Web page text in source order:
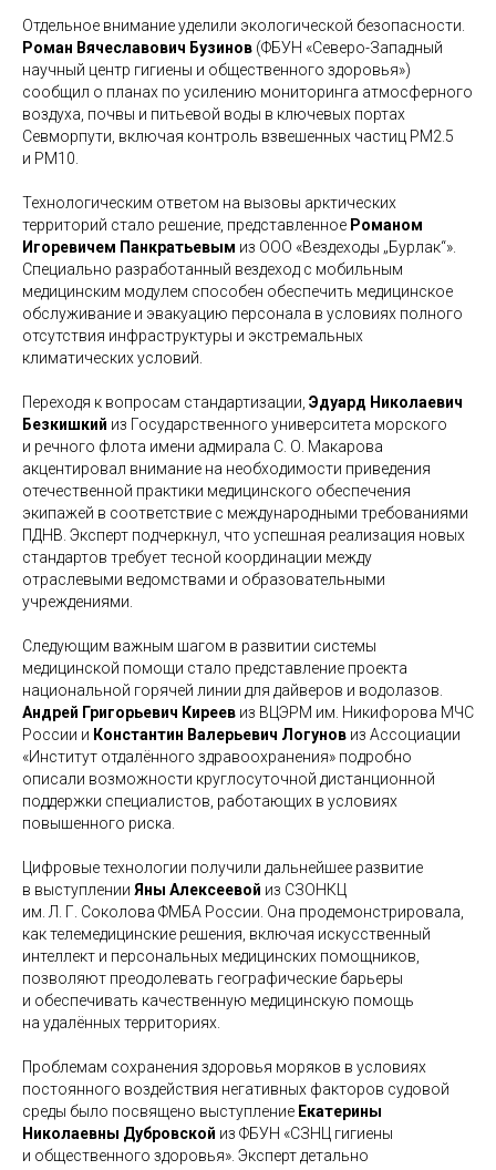
Отдельное внимание уделили экологической безопасности.
Роман Вячеславович Бузинов (ФБУН «Северо-Западный
научный центр гигиены и общественного здоровья»)
сообщил о планах по усилению мониторинга атмосферного
воздуха, почвы и питьевой воды в ключевых портах
Севморпути, включая контроль взвешенных частиц РМ2.5
и РМ10.
Технологическим ответом на вызовы арктических
территорий стало решение, представленное Романом
Игоревичем Панкратьевым из ООО «Вездеходы „Бурлак“».
Специально разработанный вездеход с мобильным
медицинским модулем способен обеспечить медицинское
обслуживание и эвакуацию персонала в условиях полного
отсутствия инфраструктуры и экстремальных
климатических условий.
Переходя к вопросам стандартизации, Эдуард Николаевич
Безкишкий из Государственного университета морского
и речного флота имени адмирала С. О. Макарова
акцентировал внимание на необходимости приведения
отечественной практики медицинского обеспечения
экипажей в соответствие с международными требованиями
ПДНВ. Эксперт подчеркнул, что успешная реализация новых
стандартов требует тесной координации между
отраслевыми ведомствами и образовательными
учреждениями.
Следующим важным шагом в развитии системы
медицинской помощи стало представление проекта
национальной горячей линии для дайверов и водолазов.
Андрей Григорьевич Киреев из ВЦЭРМ им. Никифорова МЧС
России и Константин Валерьевич Логунов из Ассоциации
«Институт отдалённого здравоохранения» подробно
описали возможности круглосуточной дистанционной
поддержки специалистов, работающих в условиях
повышенного риска.
Цифровые технологии получили дальнейшее развитие
в выступлении Яны Алексеевой из СЗОНКЦ
им. Л. Г. Соколова ФМБА России. Она продемонстрировала,
как телемедицинские решения, включая искусственный
интеллект и персональных медицинских помощников,
позволяют преодолевать географические барьеры
и обеспечивать качественную медицинскую помощь
на удалённых территориях.
Проблемам сохранения здоровья моряков в условиях
постоянного воздействия негативных факторов судовой
среды было посвящено выступление Екатерины
Николаевны Дубровской из ФБУН «СЗНЦ гигиены
и общественного здоровья». Эксперт детально